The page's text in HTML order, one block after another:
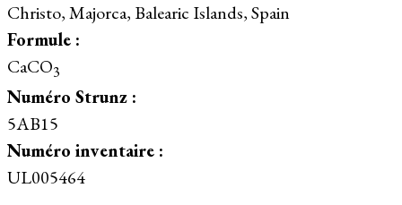
Christo, Majorca, Balearic Islands, Spain
Formule :
CaCO3
Numéro Strunz :
5AB15
Numéro inventaire :
UL005464